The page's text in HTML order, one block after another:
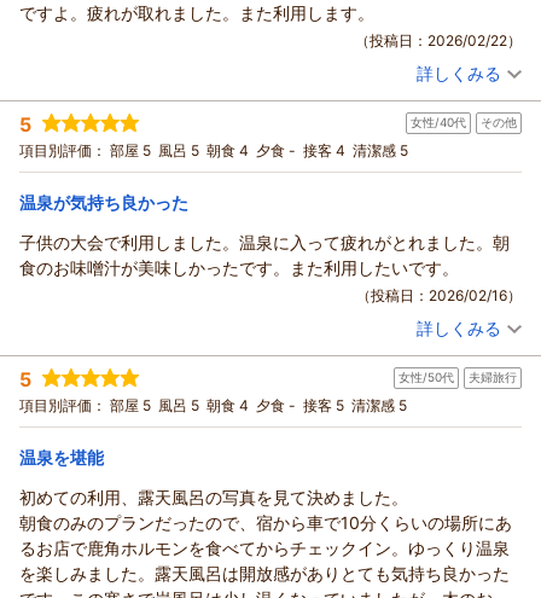
ですよ。疲れが取れました。また利用します。
（投稿日：2026/02/22）
投稿者： カズさん(男性/50代)
宿泊プラン： 【じゃらんスペシャルウィーク】【朝食付】和朝食で1日をス
タート！チェックインは22時までOK
和室 朝のみ
宿泊価格帯： 5,001～6,000円(大人一人あたり/税込)
詳しくみる
5 女性/40代 その他
項目別評価： 部屋 5 風呂 5 朝食 4 夕食 - 接客 4 清潔感 5
温泉が気持ち良かった
子供の大会で利用しました。温泉に入って疲れがとれました。朝
食のお味噌汁が美味しかったです。また利用したいです。
（投稿日：2026/02/16）
投稿者： かおリーフさん(女性/40代)
宿泊プラン： 【じゃらんスペシャルウィーク】【朝食付】和朝食で1日をス
タート！チェックインは22時までOK
和室 朝のみ
宿泊価格帯： 5,001～6,000円(大人一人あたり/税込)
詳しくみる
5 女性/50代 夫婦旅行
項目別評価： 部屋 5 風呂 5 朝食 4 夕食 - 接客 5 清潔感 5
温泉を堪能
初めての利用、露天風呂の写真を見て決めました。
朝食のみのプランだったので、宿から車で10分くらいの場所にあ
るお店で鹿角ホルモンを食べてからチェックイン。ゆっくり温泉
を楽しみました。露天風呂は開放感がありとても気持ち良かった